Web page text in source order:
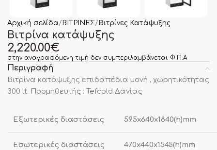
Αρχική σελίδα ΒΙΤΡΙΝΕΣ Βιτρίνες Κατάψυξης
Βιτρίνα κατάψυξης
2,220.00€
στην αναγραφόμενη τιμή δεν συμπεριλαμβάνεται Φ.Π.Α
Περιγραφή
Βιτρίνα κατάψυξης επιδαπέδια μονή , χωρητικότητας
300 lt. Προμηθευτής : Tefcold Δανίας
Εξωτερικές διαστάσεις 595x640x1840(h)mm
Εσωτερικές διαστάσεις 470x440x1545(h)mm